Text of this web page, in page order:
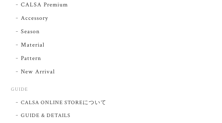
CALSA Premium
Accessory
Season
Material
Pattern
New Arrival
GUIDE
CALSA ONLINE STOREについて
GUIDE & DETAILS